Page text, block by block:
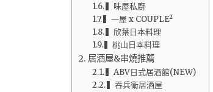
▍味屋私廚
▍一屋 x COUPLE²
▍欣葉日本料理
▍桃山日本料理
居酒屋&串燒推薦
▍ABV日式居酒館(NEW)
▍吞兵衛居酒屋